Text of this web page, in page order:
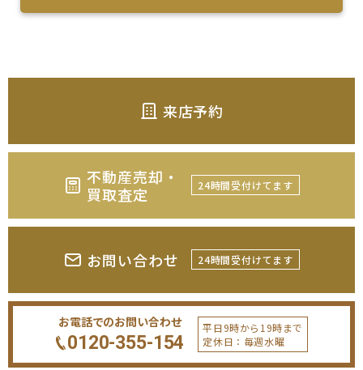
来店予約
不動産売却・
買取査定
24時間受付けてます
お問い合わせ 24時間受付けてます
お電話でのお問い合わせ
0120-355-154
平日9時から19時まで
定休日：毎週水曜